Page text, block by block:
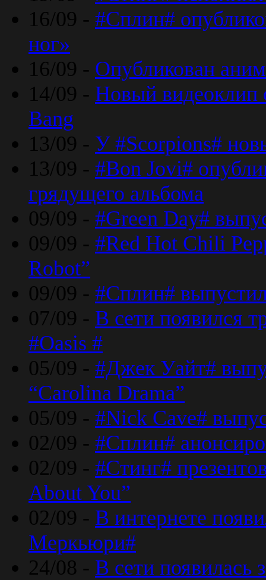
16/09 - #Сплин#
ног»
16/09 - Опубликован
14/09 - Новый видеоклип
Bang
13/09 - У #Scorpions#
13/09 - #Bon Jovi#
грядущего альбома
09/09 - #Green Day#
09/09 - #Red Hot Chili
Robot”
09/09 - #Сплин#
07/09 - В сети появился
#Oasis #
05/09 - #Джек Уайт#
“Carolina Drama”
05/09 - #Nick Cave#
02/09 - #Сплин#
02/09 - #Стинг#
About You”
02/09 - В интернете
Меркьюри#
24/08 - В сети появилась